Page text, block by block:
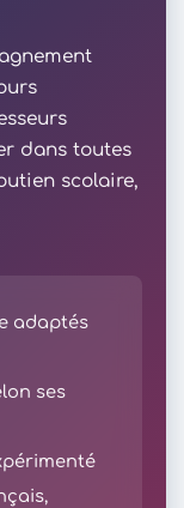
dans toutes
scolaire,
adaptés
ses